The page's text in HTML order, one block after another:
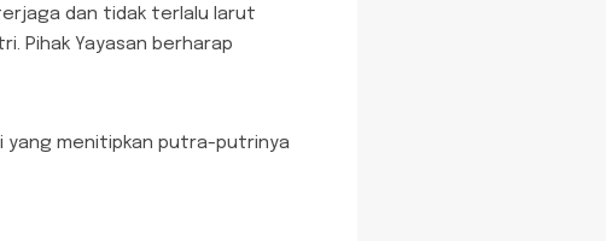
dan tidak terlalu larut
Pihak Yayasan berharap
yang menitipkan putra-putrinya